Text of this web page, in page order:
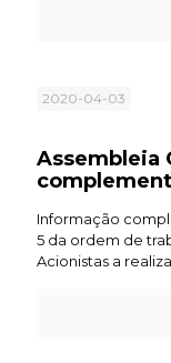
2020-04-03
Assembleia
Informação
5 da ordem de
Acionistas a